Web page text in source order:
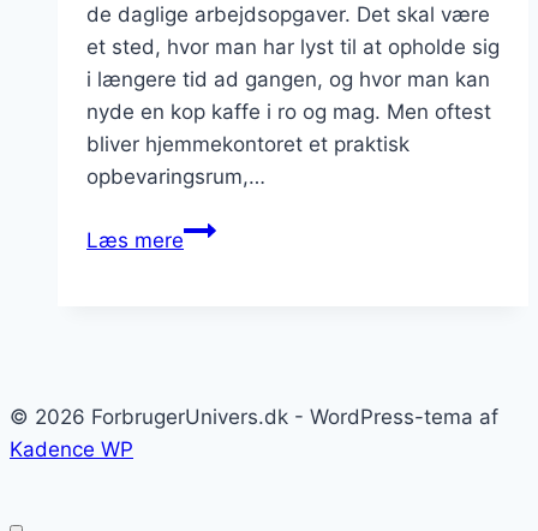
de daglige arbejdsopgaver. Det skal være
et sted, hvor man har lyst til at opholde sig
i længere tid ad gangen, og hvor man kan
nyde en kop kaffe i ro og mag. Men oftest
bliver hjemmekontoret et praktisk
opbevaringsrum,…
Læs mereSkab
© 2026 ForbrugerUnivers.dk - WordPress-tema af
Kadence WP